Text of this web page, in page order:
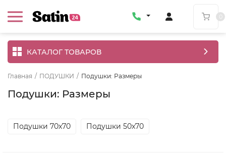
КАТАЛОГ ТОВАРОВ
Главная / ПОДУШКИ / Подушки: Размеры
Подушки: Размеры
Подушки 70x70 Подушки 50x70